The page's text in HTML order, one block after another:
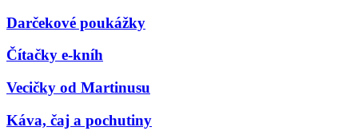
Darčekové poukážky
Čítačky e-kníh
Vecičky od Martinusu
Káva, čaj a pochutiny